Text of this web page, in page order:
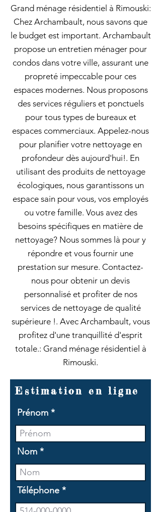
Grand ménage résidentiel à Rimouski:
Chez Archambault, nous savons que
le budget est important. Archambault
propose un entretien ménager pour
condos dans votre ville, assurant une
propreté impeccable pour ces
espaces modernes. Nous proposons
des services réguliers et ponctuels
pour tous types de bureaux et
espaces commerciaux. Appelez-nous
pour planifier votre nettoyage en
profondeur dès aujourd'hui!. En
utilisant des produits de nettoyage
écologiques, nous garantissons un
espace sain pour vous, vos employés
ou votre famille. Vous avez des
besoins spécifiques en matière de
nettoyage? Nous sommes là pour y
répondre et vous fournir une
prestation sur mesure. Contactez-
nous pour obtenir un devis
personnalisé et profiter de nos
services de nettoyage de qualité
supérieure !. Avec Archambault, vous
profitez d'une tranquillité d'esprit
totale.: Grand ménage résidentiel à
Rimouski.
Estimation en ligne
Prénom
Nom
Téléphone